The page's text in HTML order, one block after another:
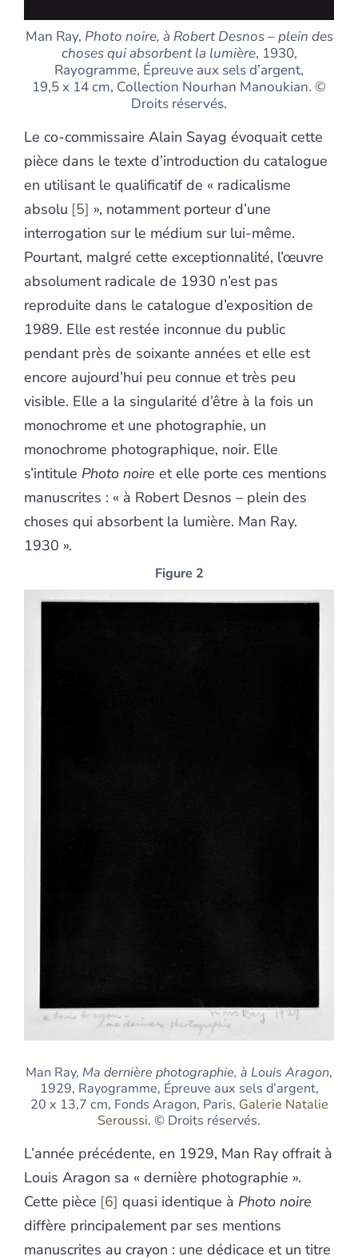
Man Ray, Photo noire, à Robert Desnos – plein des
choses qui absorbent la lumière, 1930,
Rayogramme, Épreuve aux sels d’argent,
19,5 x 14 cm, Collection Nourhan Manoukian. ©
Droits réservés.
Le co-commissaire Alain Sayag évoquait cette
pièce dans le texte d’introduction du catalogue
en utilisant le qualificatif de « radicalisme
absolu 5 », notamment porteur d’une
interrogation sur le médium sur lui-même.
Pourtant, malgré cette exceptionnalité, l’œuvre
absolument radicale de 1930 n’est pas
reproduite dans le catalogue d’exposition de
1989. Elle est restée inconnue du public
pendant près de soixante années et elle est
encore aujourd’hui peu connue et très peu
visible. Elle a la singularité d’être à la fois un
monochrome et une photographie, un
monochrome photographique, noir. Elle
s’intitule Photo noire et elle porte ces mentions
manuscrites : « à Robert Desnos – plein des
choses qui absorbent la lumière. Man Ray.
1930 ».
Figure 2
Man Ray, Ma dernière photographie, à Louis Aragon,
1929, Rayogramme, Épreuve aux sels d’argent,
20 x 13,7 cm, Fonds Aragon, Paris, Galerie Natalie
Seroussi. © Droits réservés.
L’année précédente, en 1929, Man Ray offrait à
Louis Aragon sa « dernière photographie ».
Cette pièce 6 quasi identique à Photo noire
diffère principalement par ses mentions
manuscrites au crayon : une dédicace et un titre